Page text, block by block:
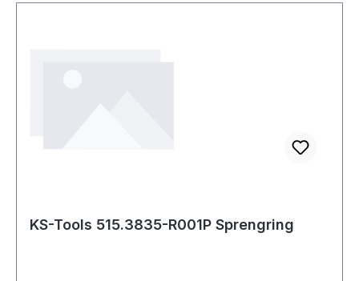
KS-Tools 515.3835-R001P Sprengring